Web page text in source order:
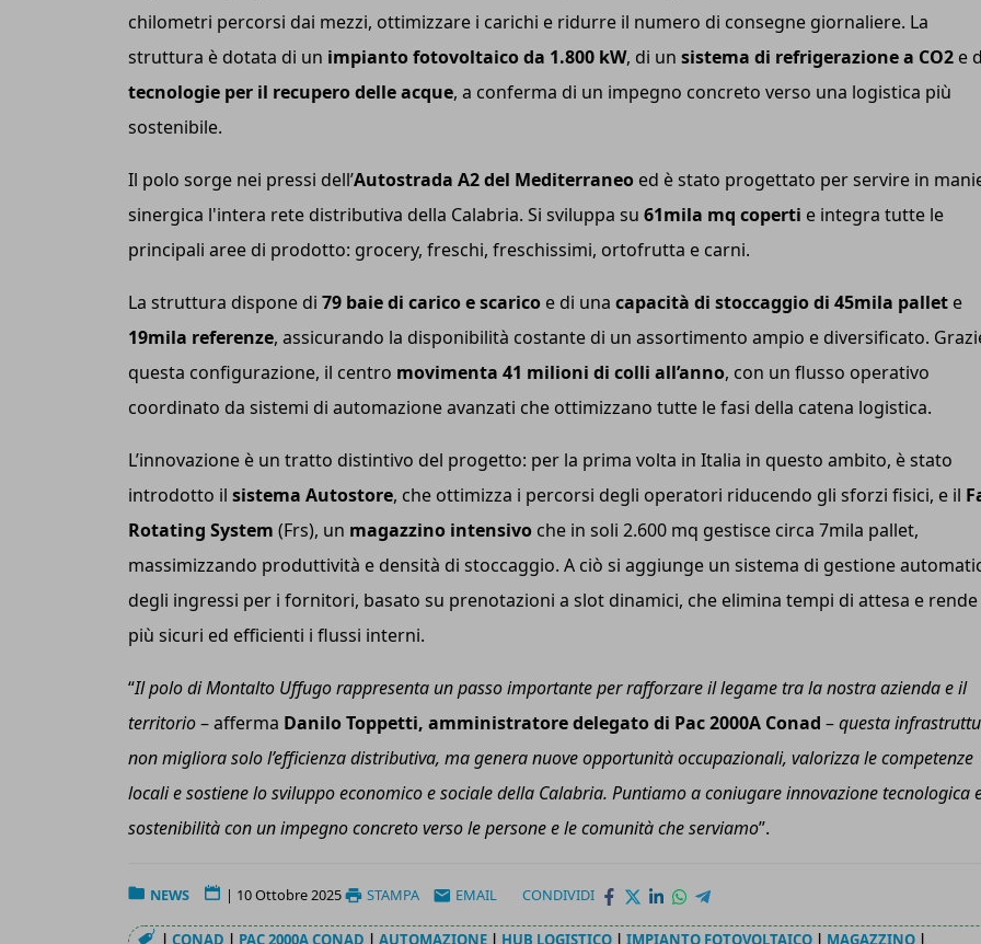
chilometri percorsi dai mezzi, ottimizzare i carichi e ridurre il numero di consegne giornaliere. La
struttura è dotata di un impianto fotovoltaico da 1.800 kW, di un sistema di refrigerazione a CO2 e
tecnologie per il recupero delle acque, a conferma di un impegno concreto verso una logistica più
sostenibile.
Il polo sorge nei pressi dell’Autostrada A2 del Mediterraneo ed è stato progettato per servire in
sinergica l'intera rete distributiva della Calabria. Si sviluppa su 61mila mq coperti e integra tutte le
principali aree di prodotto: grocery, freschi, freschissimi, ortofrutta e carni.
La struttura dispone di 79 baie di carico e scarico e di una capacità di stoccaggio di 45mila pallet e
19mila referenze, assicurando la disponibilità costante di un assortimento ampio e diversificato.
questa configurazione, il centro movimenta 41 milioni di colli all’anno, con un flusso operativo
coordinato da sistemi di automazione avanzati che ottimizzano tutte le fasi della catena logistica.
L’innovazione è un tratto distintivo del progetto: per la prima volta in Italia in questo ambito, è stato
introdotto il sistema Autostore, che ottimizza i percorsi degli operatori riducendo gli sforzi fisici, e il
Rotating System (Frs), un magazzino intensivo che in soli 2.600 mq gestisce circa 7mila pallet,
massimizzando produttività e densità di stoccaggio. A ciò si aggiunge un sistema di gestione
degli ingressi per i fornitori, basato su prenotazioni a slot dinamici, che elimina tempi di attesa e rende
più sicuri ed efficienti i flussi interni.
“Il polo di Montalto Uffugo rappresenta un passo importante per rafforzare il legame tra la nostra azienda e il
territorio–afferma Danilo Toppetti, amministratore delegato di Pac 2000A Conad –questa
non migliora solo l’efficienza distributiva, ma genera nuove opportunità occupazionali, valorizza le competenze
locali e sostiene lo sviluppo economico e sociale della Calabria. Puntiamo a coniugare innovazione tecnologica
sostenibilità con un impegno concreto verso le persone e le comunità che serviamo”.
NEWS | 10 Ottobre 2025 STAMPA EMAIL CONDIVIDI
| CONAD | PAC 2000A CONAD | AUTOMAZIONE | HUB LOGISTICO | IMPIANTO FOTOVOLTAICO | MAGAZZINO |